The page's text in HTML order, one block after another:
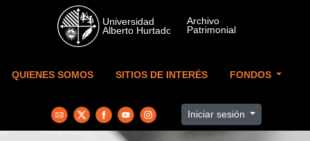
Skip to main content
QUIENES SOMOS SITIOS DE INTERÉS FONDOS
Iniciar sesión